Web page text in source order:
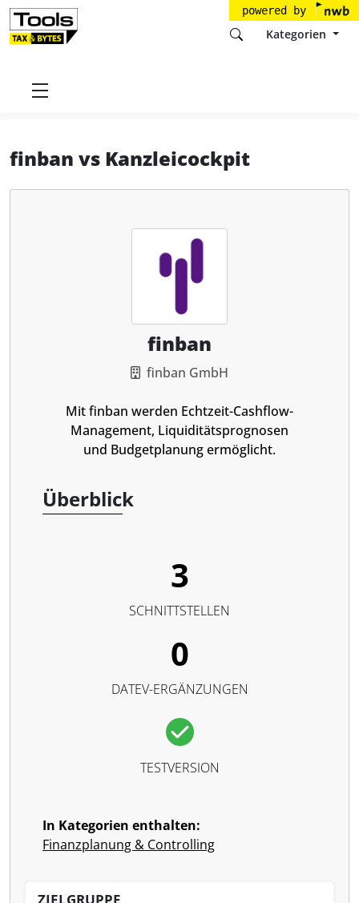
powered by
Kategorien
Startseite
finban vs Kanzleicockpit
finban
finban GmbH
Mit finban werden Echtzeit-Cashflow-
Management, Liquiditätsprognosen
und Budgetplanung ermöglicht.
Überblick
3
SCHNITTSTELLEN
0
DATEV-ERGÄNZUNGEN
TESTVERSION
In Kategorien enthalten:
Finanzplanung & Controlling